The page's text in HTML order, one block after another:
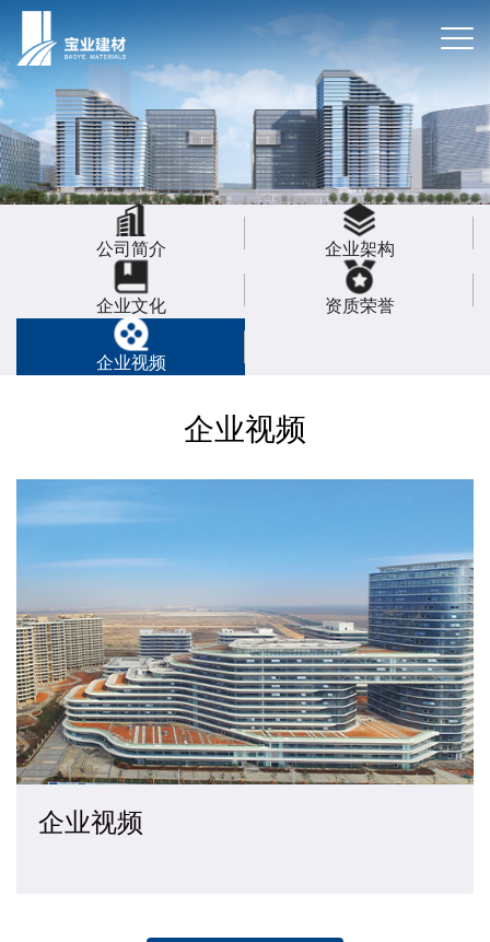
公司简介 企业架构
企业文化 资质荣誉
企业视频
企业视频
企业视频